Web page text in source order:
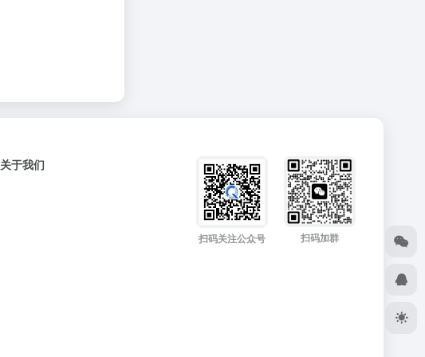
关于我们
扫码关注公众号 扫码加群